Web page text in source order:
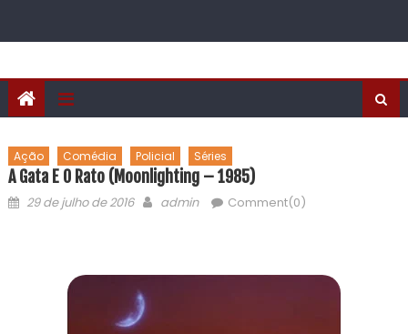
Ação Comédia Policial Séries
A Gata E O Rato (Moonlighting – 1985)
29 de julho de 2016 admin Comment(0)